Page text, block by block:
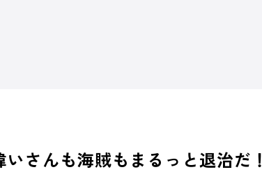
さんも海賊もまるっと退治だ！